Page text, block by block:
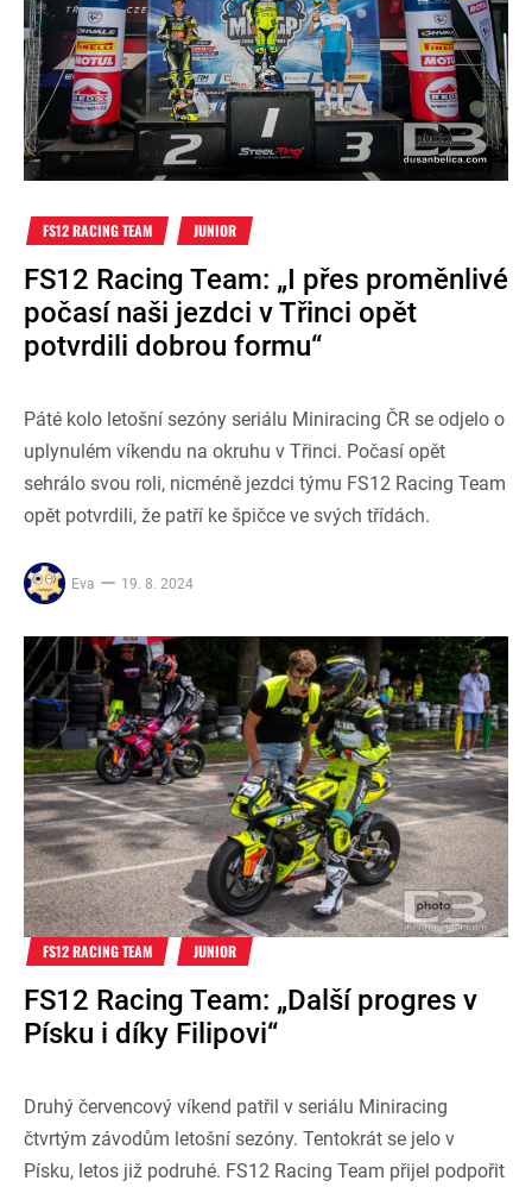
FS12 RACING TEAM JUNIOR
FS12 Racing Team: „I přes proměnlivé
počasí naši jezdci v Třinci opět
potvrdili dobrou formu“
Páté kolo letošní sezóny seriálu Miniracing ČR se odjelo o
uplynulém víkendu na okruhu v Třinci. Počasí opět
sehrálo svou roli, nicméně jezdci týmu FS12 Racing Team
opět potvrdili, že patří ke špičce ve svých třídách.
Eva 19. 8. 2024
FS12 RACING TEAM JUNIOR
FS12 Racing Team: „Další progres v
Písku i díky Filipovi“
Druhý červencový víkend patřil v seriálu Miniracing
čtvrtým závodům letošní sezóny. Tentokrát se jelo v
Písku, letos již podruhé. FS12 Racing Team přijel podpořit